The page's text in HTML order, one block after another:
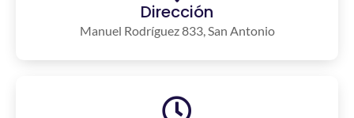
Dirección
Manuel Rodríguez 833, San Antonio